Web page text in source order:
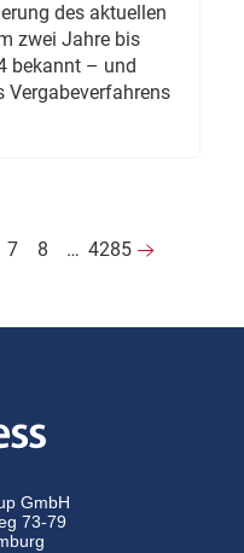
des aktuellen
zwei Jahre bis
bekannt – und
Vergabeverfahrens
7 8 … 4285
GmbH
73-79